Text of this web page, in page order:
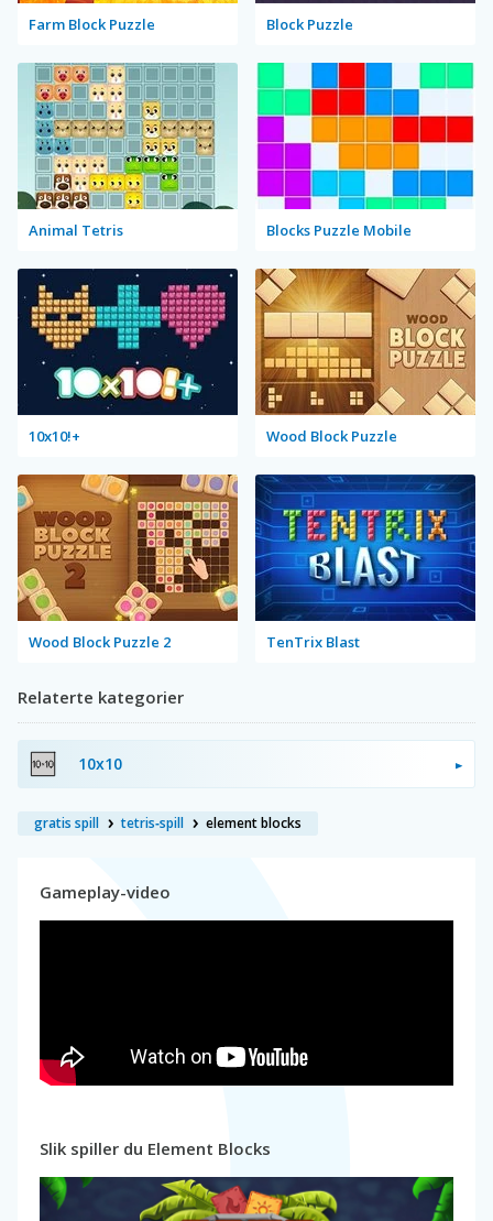
Farm Block Puzzle Block Puzzle
Animal Tetris Blocks Puzzle Mobile
10x10!+ Wood Block Puzzle
Wood Block Puzzle 2 TenTrix Blast
Relaterte kategorier
10x10
gratis spill tetris‑spill element blocks
Gameplay-video
Slik spiller du Element Blocks